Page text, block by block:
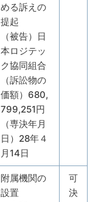
める訴えの
提起
（被告）日
本ロジテッ
ク協同組合
（訴訟物の
価額）680,
799,251円
（専決年月
日）28年４
月14日
附属機関の
設置
可
決